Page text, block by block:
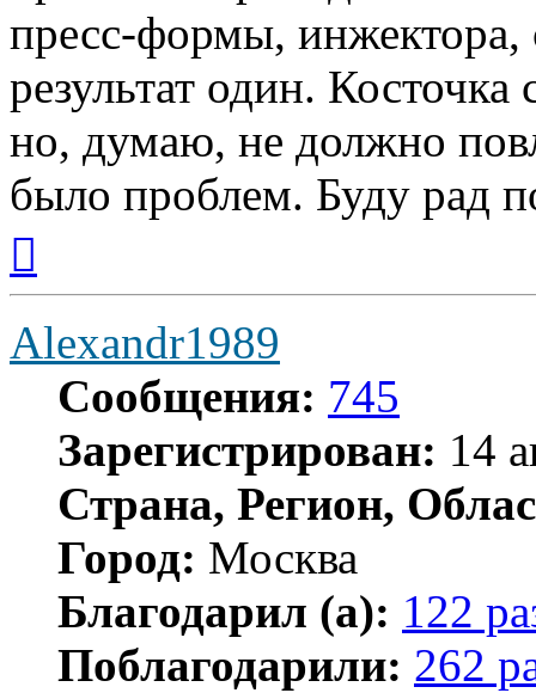
пресс-формы,
результат один.
но, думаю, не должно
было проблем. Буду рад
началу
Alexandr1989
Сообщения: 745
Зарегистрирован: 14
Страна, Регион,
Город: Москва
Благодарил (а): 122
Поблагодарили: 262